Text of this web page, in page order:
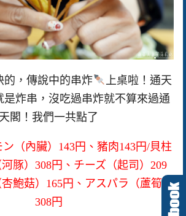
的，傳說中的串炸
上桌啦！通天
是炸串，沒吃過串炸就不算來過通
天閣！我們一共點了
（內臟）143円、豬肉143円/貝柱
豚）308円、チーズ（起司）209
鮑菇）165円、アスパラ（蘆筍）
308円